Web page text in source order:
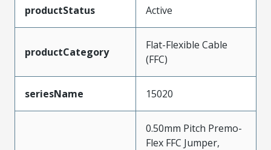
productStatus Active
productCategory
Flat-Flexible Cable
(FFC)
seriesName 15020
0.50mm Pitch Premo-
Flex FFC Jumper,